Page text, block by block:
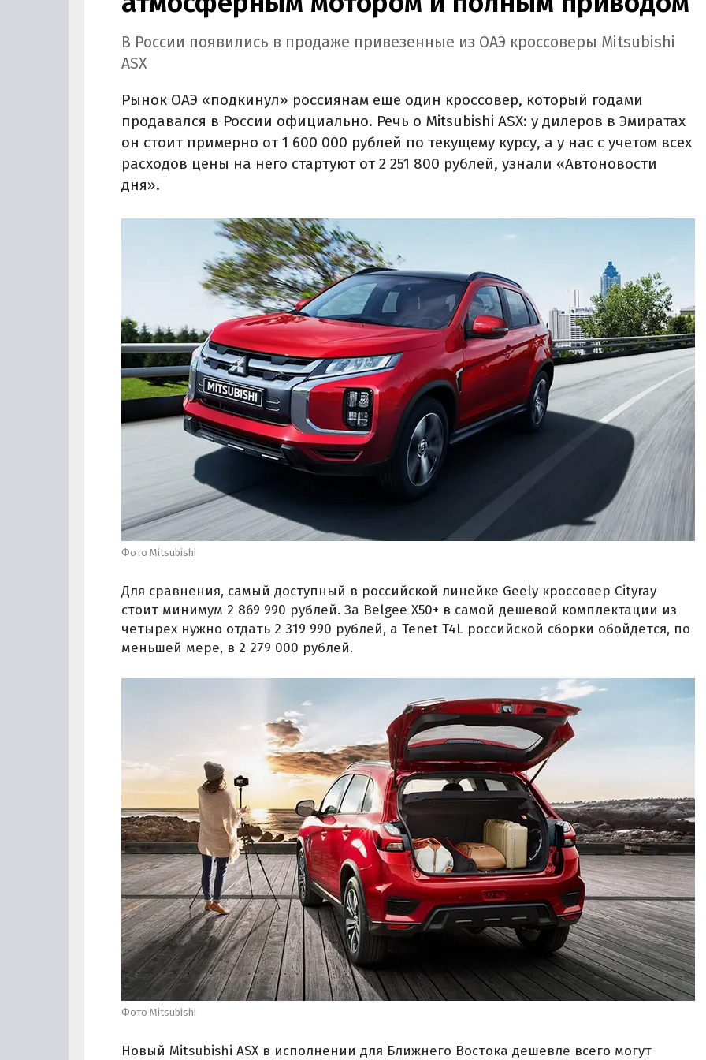
В России появились в продаже привезенные из ОАЭ кроссоверы Mitsubishi
ASX
Рынок ОАЭ «подкинул» россиянам еще один кроссовер, который годами
продавался в России официально. Речь о Mitsubishi ASX: у дилеров в Эмиратах
он стоит примерно от 1 600 000 рублей по текущему курсу, а у нас с учетом всех
расходов цены на него стартуют от 2 251 800 рублей, узнали «Автоновости
дня».
Фото Mitsubishi
Для сравнения, самый доступный в российской линейке Geely кроссовер Cityray
стоит минимум 2 869 990 рублей. За Belgee X50+ в самой дешевой комплектации из
четырех нужно отдать 2 319 990 рублей, а Tenet T4L российской сборки обойдется, по
меньшей мере, в 2 279 000 рублей.
Фото Mitsubishi
Новый Mitsubishi ASX в исполнении для Ближнего Востока дешевле всего могут